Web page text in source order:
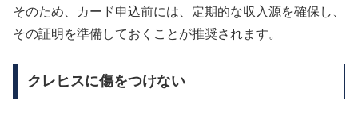
そのため、カード申込前には、定期的な収入源を確保し、
その証明を準備しておくことが推奨されます。
クレヒスに傷をつけない